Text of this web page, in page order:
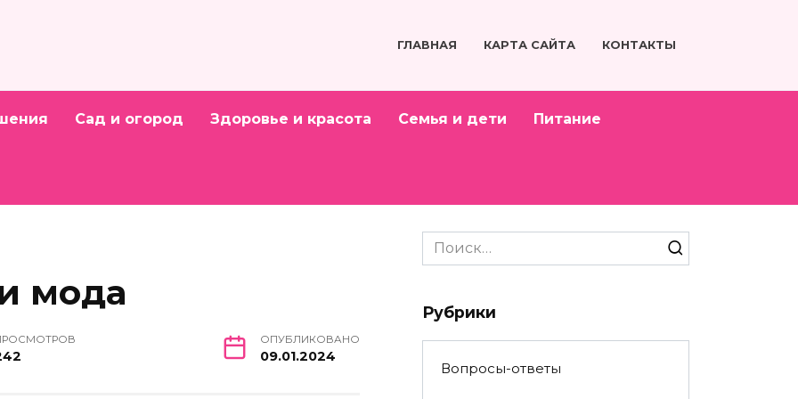
ГЛАВНАЯ КАРТА САЙТА КОНТАКТЫ
Сад и огород Здоровье и красота Семья и дети Питание
мода
ОПУБЛИКОВАНО
09.01.2024
Search
for:
Рубрики
Вопросы-ответы